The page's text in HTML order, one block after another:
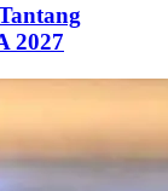
2027